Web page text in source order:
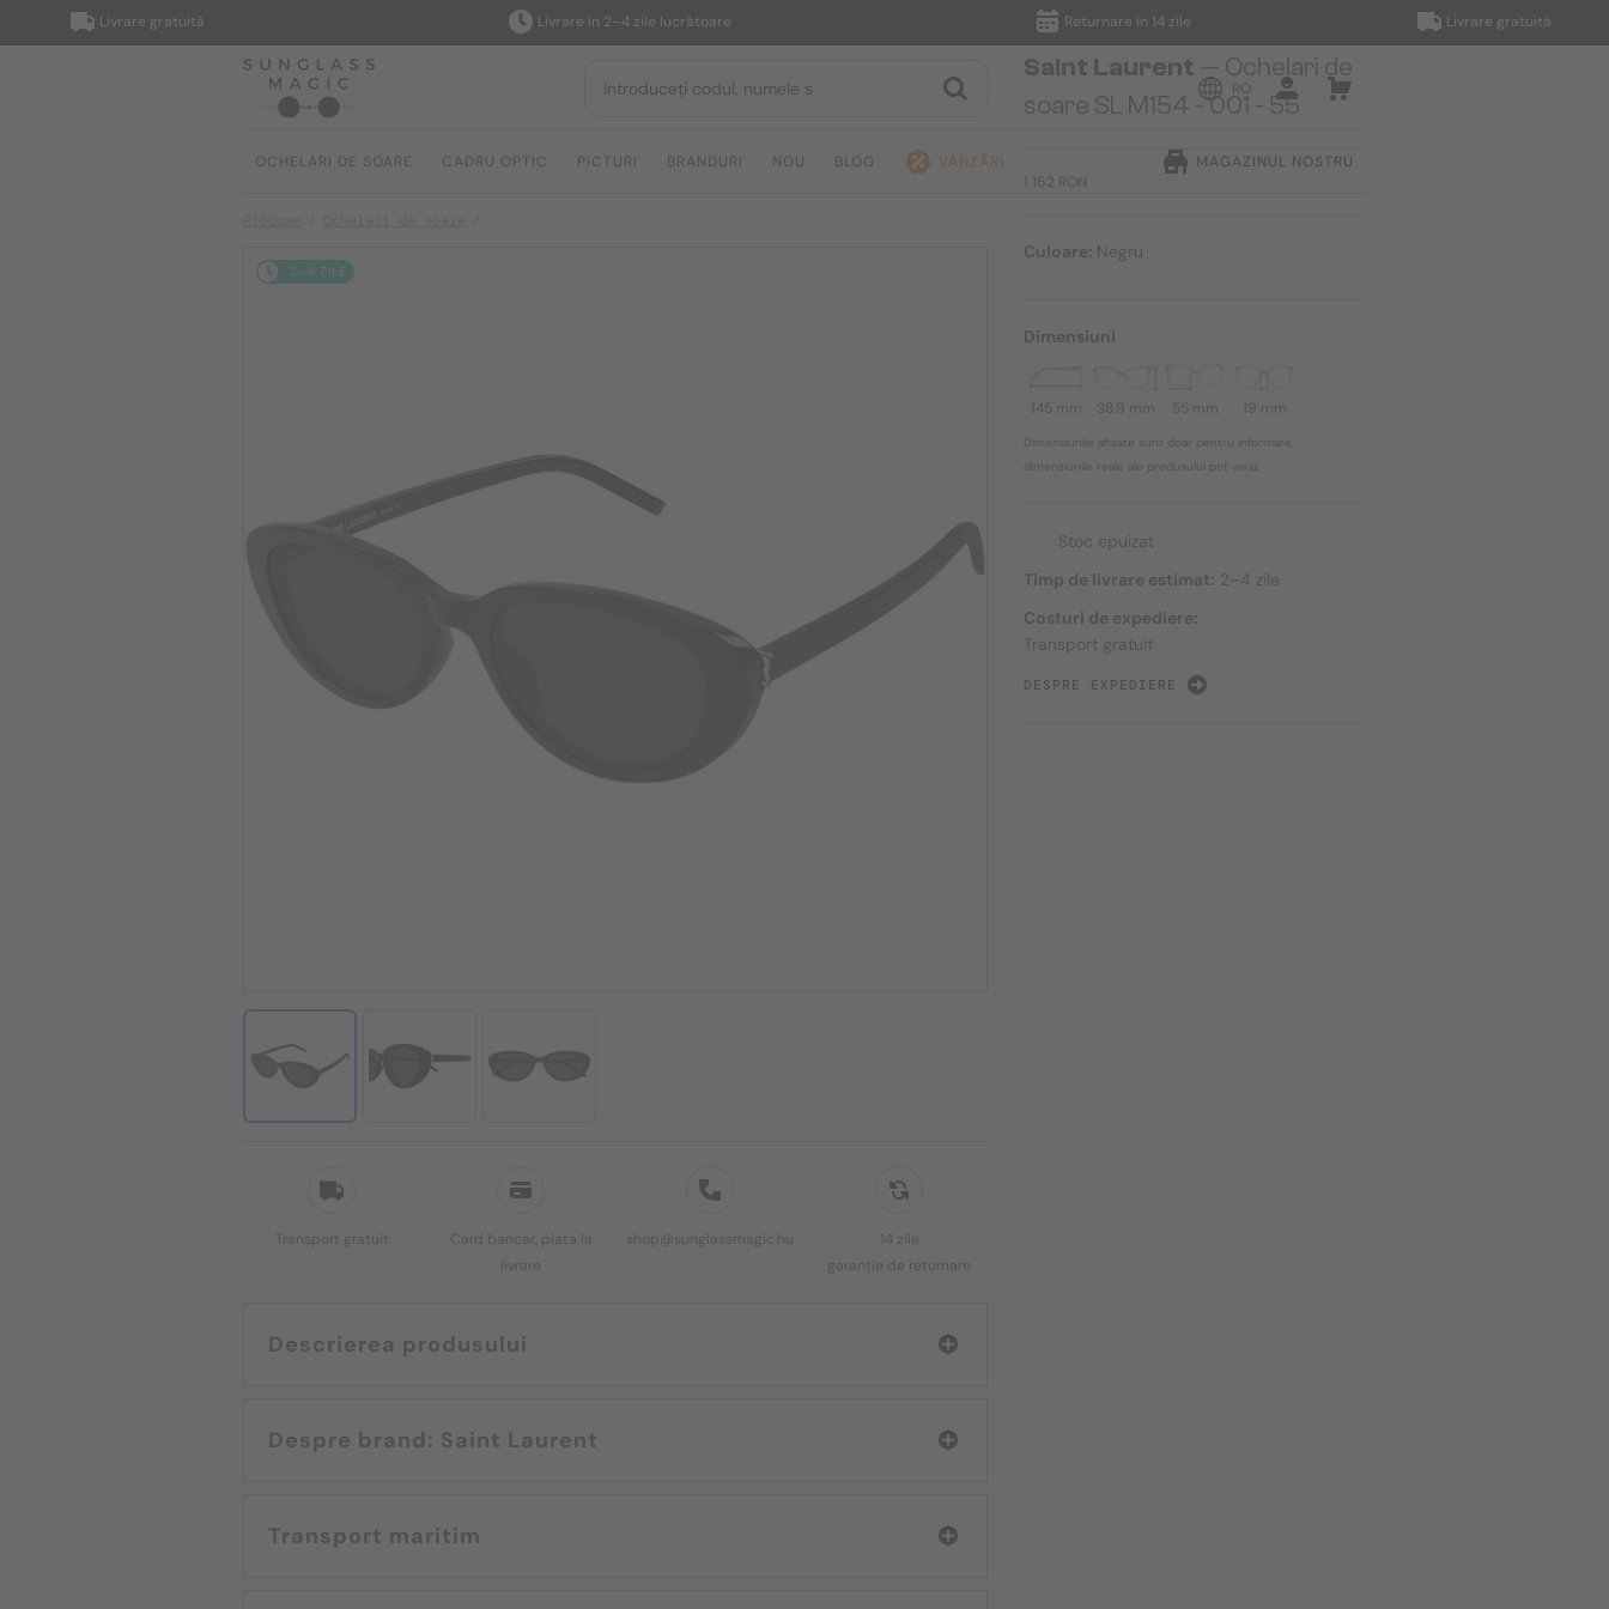
Livrare gratuită Livrare în 2–4 zile lucrătoare Returnare în 14 zile Livrare gratuită
RO
OCHELARI DE SOARE CADRU OPTIC PICTURI BRANDURI NOU BLOG VÂNZĂRI MAGAZINUL NOSTRU
2-4 ZILE
Transport gratuit
Card bancar, plata la
livrare
shop@sunglassmagic.hu
14 zile
garanție de returnare
Descrierea produsului
Despre brand: Saint Laurent
Transport maritim
Saint Laurent — Ochelari de
soare SL M154 - 001 - 55
1 162 RON
Culoare: Negru
Dimensiuni
145 mm 38.9 mm 55 mm 19 mm
Dimensiunile afișate sunt doar pentru informare,
dimensiunile reale ale produsului pot varia.
Stoc epuizat
Timp de livrare estimat: 2–4 zile
Costuri de expediere:
Transport gratuit
DESPRE EXPEDIERE